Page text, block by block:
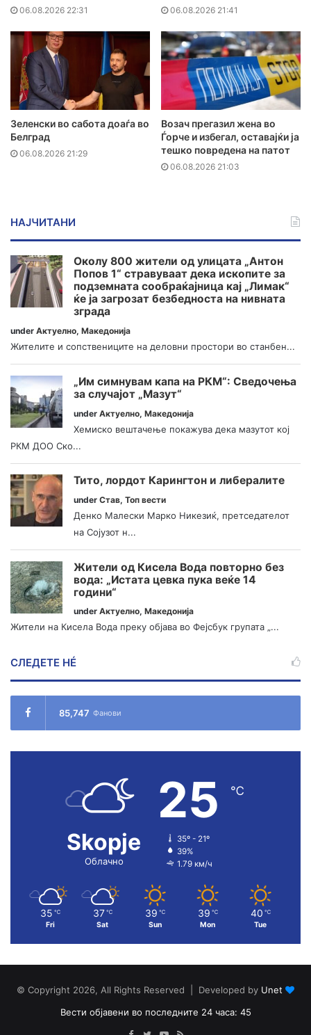
06.08.2026 22:31 06.08.2026 21:41
Зеленски во сабота доаѓа во
Белград
06.08.2026 21:29
Возач прегазил жена во
Ѓорче и избегал, оставајќи ја
тешко повредена на патот
06.08.2026 21:03
НАЈЧИТАНИ
Околу 800 жители од улицата „Антон
Попов 1“ стравуваат дека ископите за
подземната сообраќајница кај „Лимак“
ќе ја загрозат безбедноста на нивната
зграда
under Актуелно, Македонија
Жителите и сопствениците на деловни простори во станбен...
„Им симнувам капа на РКМ“: Сведочења
за случајот „Мазут“
under Актуелно, Македонија
Хемиско вештачење покажува дека мазутот кој
РКМ ДОО Ско...
Тито, лордот Карингтон и либералите
under Став, Топ вести
Денко Малески Марко Никезиќ, претседателот
на Сојузот н...
Жители од Кисела Вода повторно без
вода: „Истата цевка пука веќе 14
години“
under Актуелно, Македонија
Жители на Кисела Вода преку објава во Фејсбук групата „...
СЛЕДЕТЕ НÉ
85,747 Фанови
Skopje
Облачно
25 ℃
35º - 21º
39%
1.79 км/ч
35 ℃
Fri
37 ℃
Sat
39 ℃
Sun
39 ℃
Mon
40 ℃
Tue
© Copyright 2026, All Rights Reserved | Developed by Unet
Вести објавени во последните 24 часа: 45